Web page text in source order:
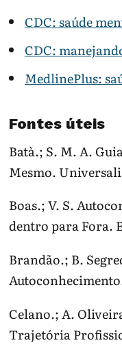
CDC: saúde
CDC:
MedlinePlus:
Fontes úteis
Batà.; S. M. A.
Mesmo.
Boas.; V. S.
dentro para Fora.
Brandão.; B.
Celano.; A.
Trajetória